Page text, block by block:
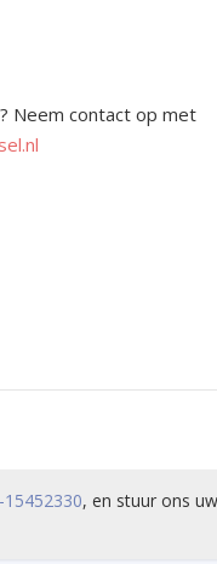
Neem contact op met
15452330, en stuur ons